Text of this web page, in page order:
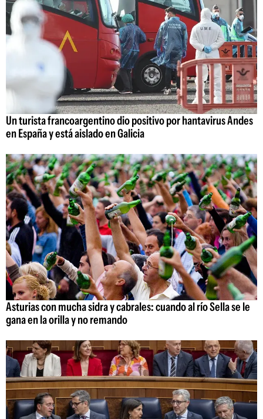
Un turista francoargentino dio positivo por hantavirus Andes
en España y está aislado en Galicia
Asturias con mucha sidra y cabrales: cuando al río Sella se le
gana en la orilla y no remando